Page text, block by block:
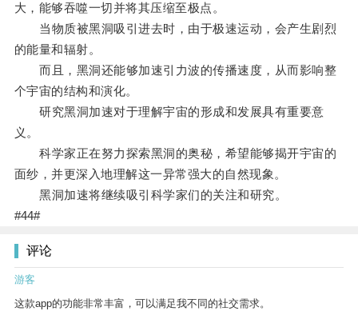
大，能够吞噬一切并将其压缩至极点。
当物质被黑洞吸引进去时，由于极速运动，会产生剧烈
的能量和辐射。
而且，黑洞还能够加速引力波的传播速度，从而影响整
个宇宙的结构和演化。
研究黑洞加速对于理解宇宙的形成和发展具有重要意
义。
科学家正在努力探索黑洞的奥秘，希望能够揭开宇宙的
面纱，并更深入地理解这一异常强大的自然现象。
黑洞加速将继续吸引科学家们的关注和研究。
#44#
评论
游客
这款app的功能非常丰富，可以满足我不同的社交需求。